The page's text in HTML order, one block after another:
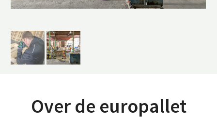
Over de europallet